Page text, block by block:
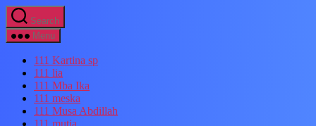
Search
Menu
111 Kartina sp
111 lia
111 Mba Ika
111 meska
111 Musa Abdillah
111 mutia